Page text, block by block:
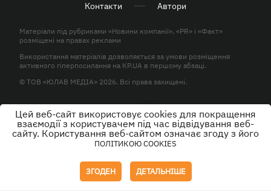
Контакти Автори
Матеріали під рубриками «Новини компанії», «PR» і «Факт»
розміщені на правах реклами
Використання матеріалів дозволяється за умови розміщення
активного гіперпосилання на KP.UA в першому абзаці.
© ТОВ «ЮЛАВ МЕДІА» 2026. Всі права захищені.
Дизайн
Цей веб-сайт використовує cookies для покращення
взаємодії з користувачем під час відвідування веб-
сайту. Користування веб-сайтом означає згоду з його
ПОЛІТИКОЮ COOKIES
ЗГОДЕН ДЕТАЛЬНІШЕ